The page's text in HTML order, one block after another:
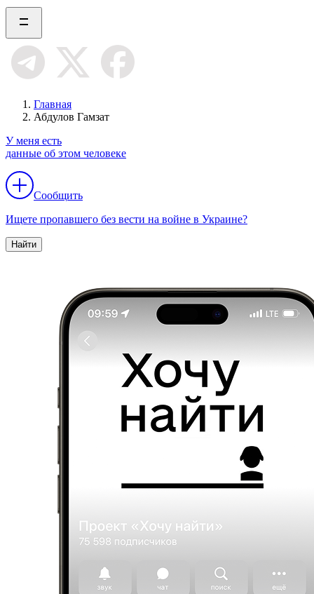
Главная
Абдулов Гамзат
У меня есть
данные об этом человеке
Сообщить
Ищете пропавшего без вести на войне в Украине?
Найти